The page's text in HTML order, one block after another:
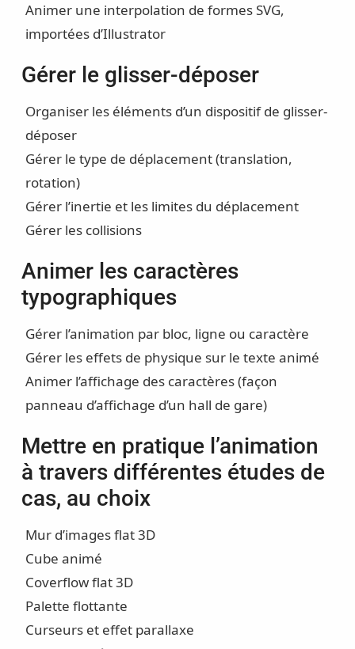
Animer une interpolation de formes SVG,
importées d’Illustrator
Gérer le glisser-déposer
Organiser les éléments d’un dispositif de glisser-
déposer
Gérer le type de déplacement (translation,
rotation)
Gérer l’inertie et les limites du déplacement
Gérer les collisions
Animer les caractères
typographiques
Gérer l’animation par bloc, ligne ou caractère
Gérer les effets de physique sur le texte animé
Animer l’affichage des caractères (façon
panneau d’affichage d’un hall de gare)
Mettre en pratique l’animation
à travers différentes études de
cas, au choix
Mur d’images flat 3D
Cube animé
Coverflow flat 3D
Palette flottante
Curseurs et effet parallaxe